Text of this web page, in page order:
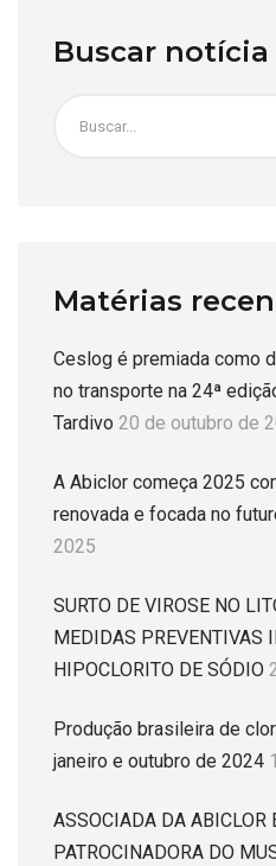
Buscar notícia
Matérias
Ceslog é premiada como
no transporte na 24ª
Tardivo 20 de outubro de
A Abiclor começa 2025
renovada e focada no
2025
SURTO DE VIROSE NO
MEDIDAS PREVENTIVAS
HIPOCLORITO DE SÓDIO
Produção brasileira de
janeiro e outubro de 2024
ASSOCIADA DA ABICLOR
PATROCINADORA DO